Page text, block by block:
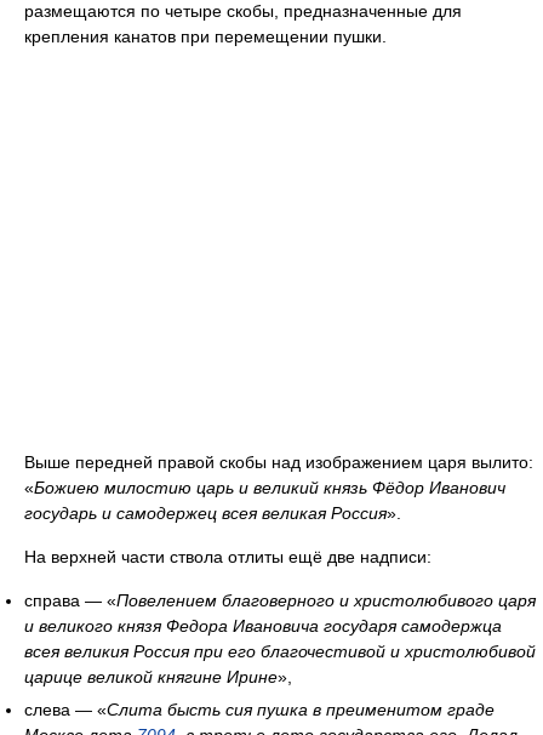
размещаются по четыре скобы, предназначенные для
крепления канатов при перемещении пушки.
Выше передней правой скобы над изображением царя вылито:
«Божиею милостию царь и великий князь Фёдор Иванович
государь и самодержец всея великая Россия».
На верхней части ствола отлиты ещё две надписи:
справа — «Повелением благоверного и христолюбивого царя
и великого князя Федора Ивановича государя самодержца
всея великия Россия при его благочестивой и христолюбивой
царице великой княгине Ирине»,
слева — «Слита бысть сия пушка в преименитом граде